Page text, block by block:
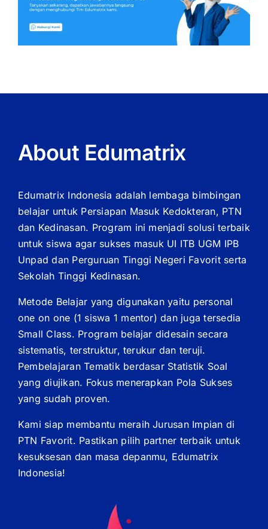
About Edumatrix
Edumatrix Indonesia adalah lembaga bimbingan
belajar untuk Persiapan Masuk Kedokteran, PTN
dan Kedinasan. Program ini menjadi solusi terbaik
untuk siswa agar sukses masuk UI ITB UGM IPB
Unpad dan Perguruan Tinggi Negeri Favorit serta
Sekolah Tinggi Kedinasan.
Metode Belajar yang digunakan yaitu personal
one on one (1 siswa 1 mentor) dan juga tersedia
Small Class. Program belajar didesain secara
sistematis, terstruktur, terukur dan teruji.
Pembelajaran Tematik berdasar Statistik Soal
yang diujikan. Fokus menerapkan Pola Sukses
yang sudah proven.
Kami siap membantu meraih Jurusan Impian di
PTN Favorit. Pastikan pilih partner terbaik untuk
kesuksesan dan masa depanmu, Edumatrix
Indonesia!